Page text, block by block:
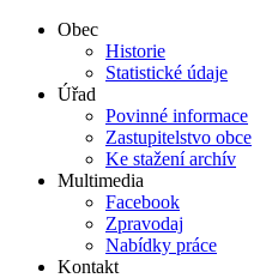
Obec
Historie
Statistické údaje
Úřad
Povinné informace
Zastupitelstvo obce
Ke stažení archív
Multimedia
Facebook
Zpravodaj
Nabídky práce
Kontakt